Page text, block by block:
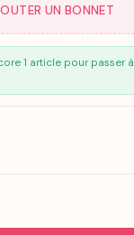
UN BONNET
1 article pour passer à